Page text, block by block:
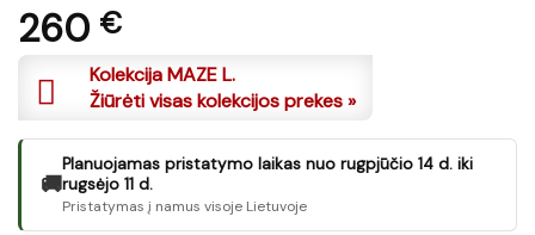
260 €
Kolekcija MAZE L.
Žiūrėti visas kolekcijos prekes »
🚚
Planuojamas pristatymo laikas nuo rugpjūčio 14 d. iki
rugsėjo 11 d.
Pristatymas į namus visoje Lietuvoje